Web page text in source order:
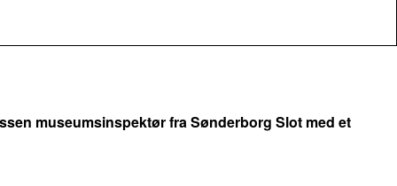
museumsinspektør fra Sønderborg Slot med et